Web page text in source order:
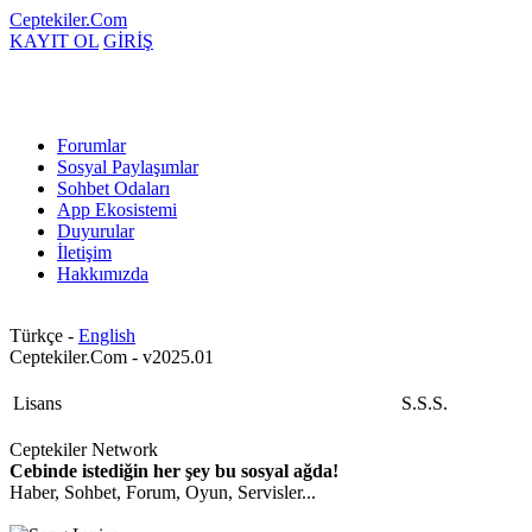
Ceptekiler.Com
KAYIT OL GİRİŞ
Forumlar
Sosyal Paylaşımlar
Sohbet Odaları
App Ekosistemi
Duyurular
İletişim
Hakkımızda
Türkçe - English
Ceptekiler.Com - v2025.01
Lisans S.S.S.
Ceptekiler Network
Cebinde istediğin her şey bu sosyal ağda!
Haber, Sohbet, Forum, Oyun, Servisler...